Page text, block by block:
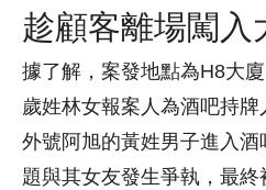
趁顧客離場闖入
據了解，案發地點為H8大
歲姓林女報案人為酒吧持牌
外號阿旭的黃姓男子進入
題與其女友發生爭執，最終